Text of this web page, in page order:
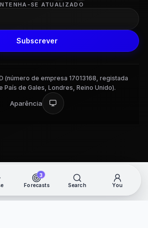
SE ATUALIZADO
Subscrever
(número de empresa 17013168, registada
País de Gales, Londres, Reino Unido).
Aparência
3
Forecasts
Search You